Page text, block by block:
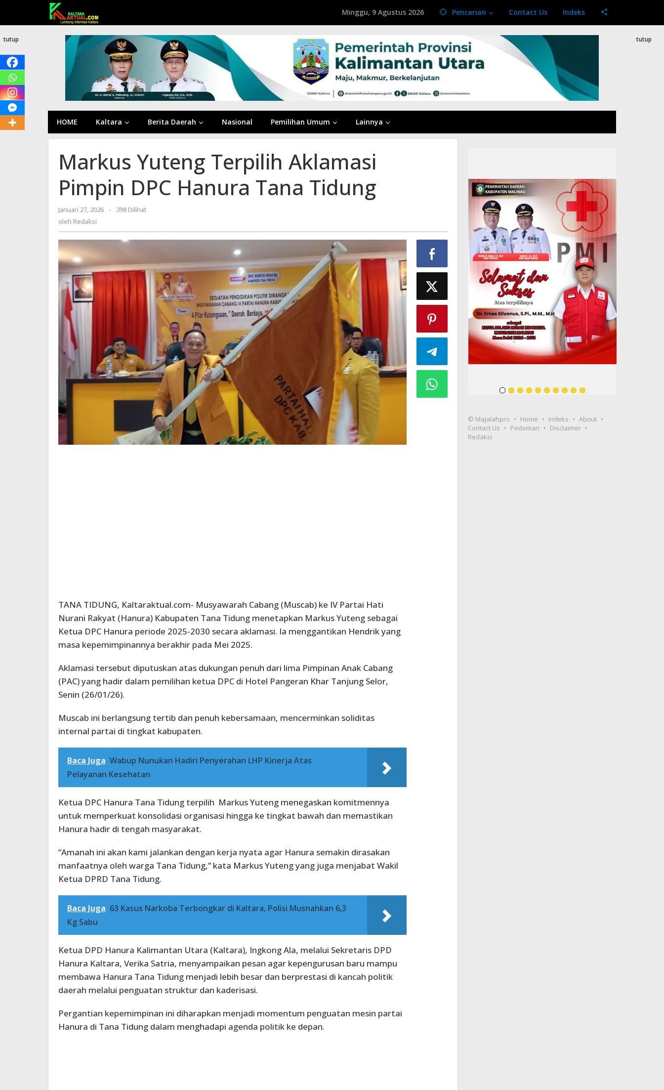
konten
Minggu, 9 Agustus 2026 Pencarian Contact Us Indeks
HOME Kaltara Berita Daerah Nasional Pemilihan Umum Lainnya
tutup tutup
Markus Yuteng Terpilih Aklamasi
Pimpin DPC Hanura Tana Tidung
Januari 27, 2026
oleh
-
398 Dilihat
oleh Redaksi
TANA TIDUNG, Kaltaraktual.com- Musyawarah Cabang (Muscab) ke IV Partai Hati
Nurani Rakyat (Hanura) Kabupaten Tana Tidung menetapkan Markus Yuteng sebagai
Ketua DPC Hanura periode 2025-2030 secara aklamasi. Ia menggantikan Hendrik yang
masa kepemimpinannya berakhir pada Mei 2025.
Aklamasi tersebut diputuskan atas dukungan penuh dari lima Pimpinan Anak Cabang
(PAC) yang hadir dalam pemilihan ketua DPC di Hotel Pangeran Khar Tanjung Selor,
Senin (26/01/26).
Muscab ini berlangsung tertib dan penuh kebersamaan, mencerminkan soliditas
internal partai di tingkat kabupaten.
Baca Juga Wabup Nunukan Hadiri Penyerahan LHP Kinerja Atas
Pelayanan Kesehatan
Ketua DPC Hanura Tana Tidung terpilih Markus Yuteng menegaskan komitmennya
untuk memperkuat konsolidasi organisasi hingga ke tingkat bawah dan memastikan
Hanura hadir di tengah masyarakat.
“Amanah ini akan kami jalankan dengan kerja nyata agar Hanura semakin dirasakan
manfaatnya oleh warga Tana Tidung,” kata Markus Yuteng yang juga menjabat Wakil
Ketua DPRD Tana Tidung.
Baca Juga 63 Kasus Narkoba Terbongkar di Kaltara, Polisi Musnahkan 6,3
Kg Sabu
Ketua DPD Hanura Kalimantan Utara (Kaltara), Ingkong Ala, melalui Sekretaris DPD
Hanura Kaltara, Verika Satria, menyampaikan pesan agar kepengurusan baru mampu
membawa Hanura Tana Tidung menjadi lebih besar dan berprestasi di kancah politik
daerah melalui penguatan struktur dan kaderisasi.
Pergantian kepemimpinan ini diharapkan menjadi momentum penguatan mesin partai
Hanura di Tana Tidung dalam menghadapi agenda politik ke depan.
© Majalahpro Home Indeks
About
Contact Us
Pedoman
Disclaimer
Redaksi